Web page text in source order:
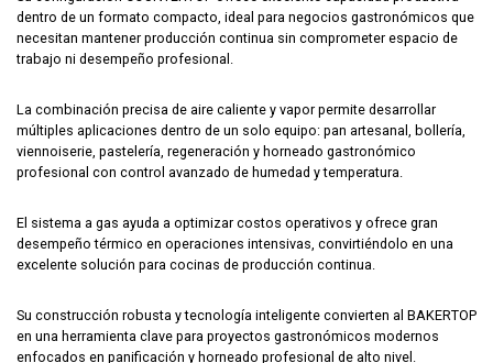
dentro de un formato compacto, ideal para negocios gastronómicos que
necesitan mantener producción continua sin comprometer espacio de
trabajo ni desempeño profesional.
La combinación precisa de aire caliente y vapor permite desarrollar
múltiples aplicaciones dentro de un solo equipo: pan artesanal, bollería,
viennoiserie, pastelería, regeneración y horneado gastronómico
profesional con control avanzado de humedad y temperatura.
El sistema a gas ayuda a optimizar costos operativos y ofrece gran
desempeño térmico en operaciones intensivas, convirtiéndolo en una
excelente solución para cocinas de producción continua.
Su construcción robusta y tecnología inteligente convierten al BAKERTOP
en una herramienta clave para proyectos gastronómicos modernos
enfocados en panificación y horneado profesional de alto nivel.